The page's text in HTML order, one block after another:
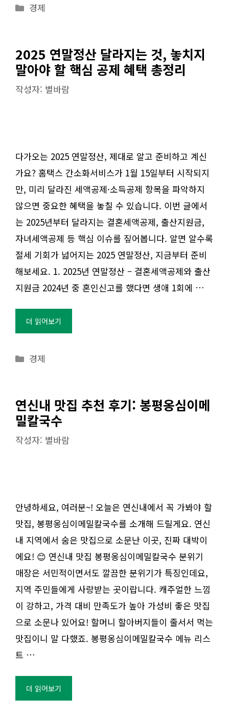
카
경제
2025 연말정산 달라지는 것, 놓치지
말아야 할 핵심 공제 혜택 총정리
작성자: 별바람
다가오는 2025 연말정산, 제대로 알고 준비하고 계신
가요? 홈택스 간소화서비스가 1월 15일부터 시작되지
만, 미리 달라진 세액공제·소득공제 항목을 파악하지
않으면 중요한 혜택을 놓칠 수 있습니다. 이번 글에서
는 2025년부터 달라지는 결혼세액공제, 출산지원금,
자녀세액공제 등 핵심 이슈를 짚어봅니다. 알면 알수록
절세 기회가 넓어지는 2025 연말정산, 지금부터 준비
해보세요. 1. 2025년 연말정산 – 결혼세액공제와 출산
지원금 2024년 중 혼인신고를 했다면 생애 1회에 …
더 읽어보기
카
경제
연신내 맛집 추천 후기: 봉평옹심이메
밀칼국수
작성자: 별바람
안녕하세요, 여러분~! 오늘은 연신내에서 꼭 가봐야 할
맛집, 봉평옹심이메밀칼국수를 소개해 드릴게요. 연신
내 지역에서 숨은 맛집으로 소문난 이곳, 진짜 대박이
에요! 😊 연신내 맛집 봉평옹심이메밀칼국수 분위기
매장은 서민적이면서도 깔끔한 분위기가 특징인데요,
지역 주민들에게 사랑받는 곳이랍니다. 캐주얼한 느낌
이 강하고, 가격 대비 만족도가 높아 가성비 좋은 맛집
으로 소문나 있어요! 할머니 할아버지들이 줄서서 먹는
맛집이니 말 다했죠. 봉평옹심이메밀칼국수 메뉴 리스
트 …
더 읽어보기